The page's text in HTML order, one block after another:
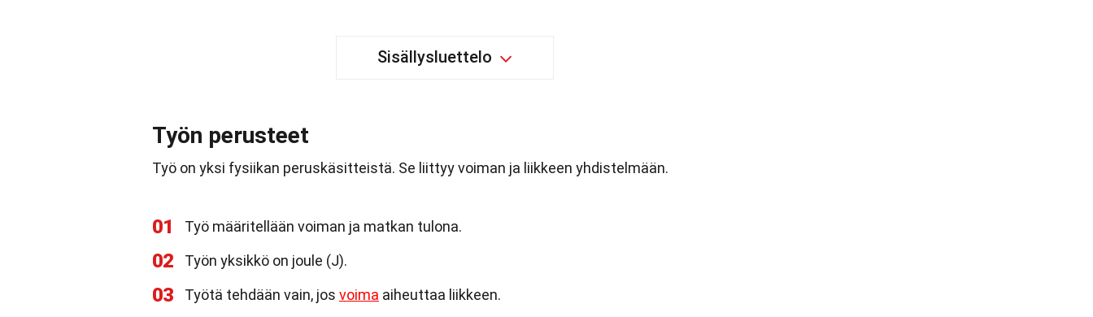
Sisällysluettelo
Työn perusteet
Työ on yksi fysiikan peruskäsitteistä. Se liittyy voiman ja liikkeen yhdistelmään.
01 Työ määritellään voiman ja matkan tulona.
02 Työn yksikkö on joule (J).
03 Työtä tehdään vain, jos voima aiheuttaa liikkeen.